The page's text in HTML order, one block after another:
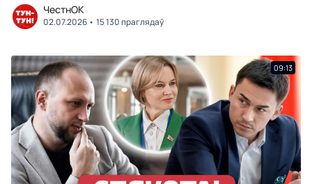
ЧестнОК
02.07.2026 15 130 праглядаў
09:13